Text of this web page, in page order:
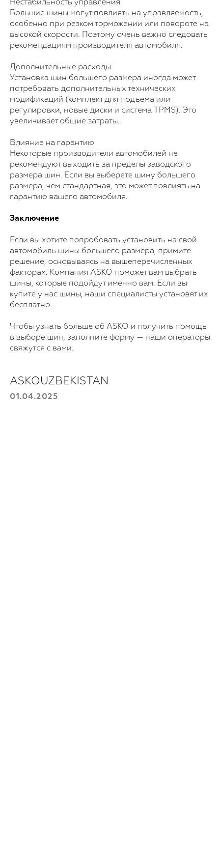
Нестабильность управления
Большие шины могут повлиять на управляемость,
особенно при резком торможении или повороте на
высокой скорости. Поэтому очень важно следовать
рекомендациям производителя автомобиля.
Дополнительные расходы
Установка шин большего размера иногда может
потребовать дополнительных технических
модификаций (комплект для подъема или
регулировки, новые диски и система TPMS). Это
увеличивает общие затраты.
Влияние на гарантию
Некоторые производители автомобилей не
рекомендуют выходить за пределы заводского
размера шин. Если вы выберете шину большего
размера, чем стандартная, это может повлиять на
гарантию вашего автомобиля.
Заключение
Если вы хотите попробовать установить на свой
автомобиль шины большего размера, примите
решение, основываясь на вышеперечисленных
факторах. Компания ASKO поможет вам выбрать
шины, которые подойдут именно вам. Если вы
купите у нас шины, наши специалисты установят их
бесплатно.
Чтобы узнать больше об ASKO и получить помощь
в выборе шин, заполните форму — наши операторы
свяжутся с вами.
ASKOUZBEKISTAN
01.04.2025
свяжемся
Для покупки!
Выберите продукт
Ваш номер телефона
+998